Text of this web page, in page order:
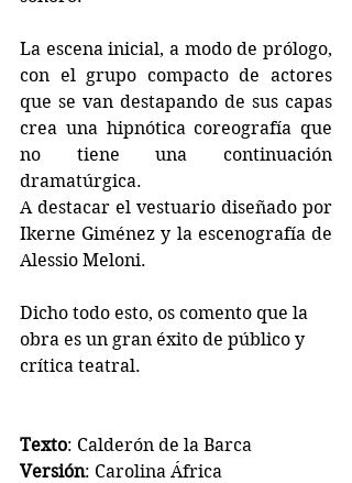
La escena inicial, a modo de prólogo,
con el grupo compacto de actores
que se van destapando de sus capas
crea una hipnótica coreografía que
no tiene una continuación
dramatúrgica.
A destacar el vestuario diseñado por
Ikerne Giménez y la escenografía de
Alessio Meloni.
Dicho todo esto, os comento que la
obra es un gran éxito de público y
crítica teatral.
Texto: Calderón de la Barca
Versión: Carolina África